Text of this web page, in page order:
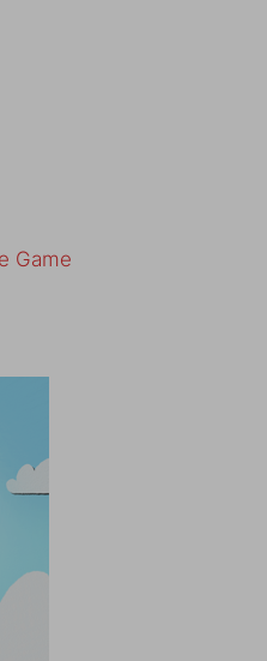
Game